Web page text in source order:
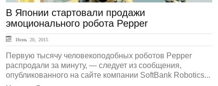
В Японии стартовали продажи
эмоционального робота Pepper
Июнь 20, 2015
Первую тысячу человекоподобных роботов Pepper
распродали за минуту, — следует из сообщения,
опубликованного на сайте компании SoftBank Robotics...